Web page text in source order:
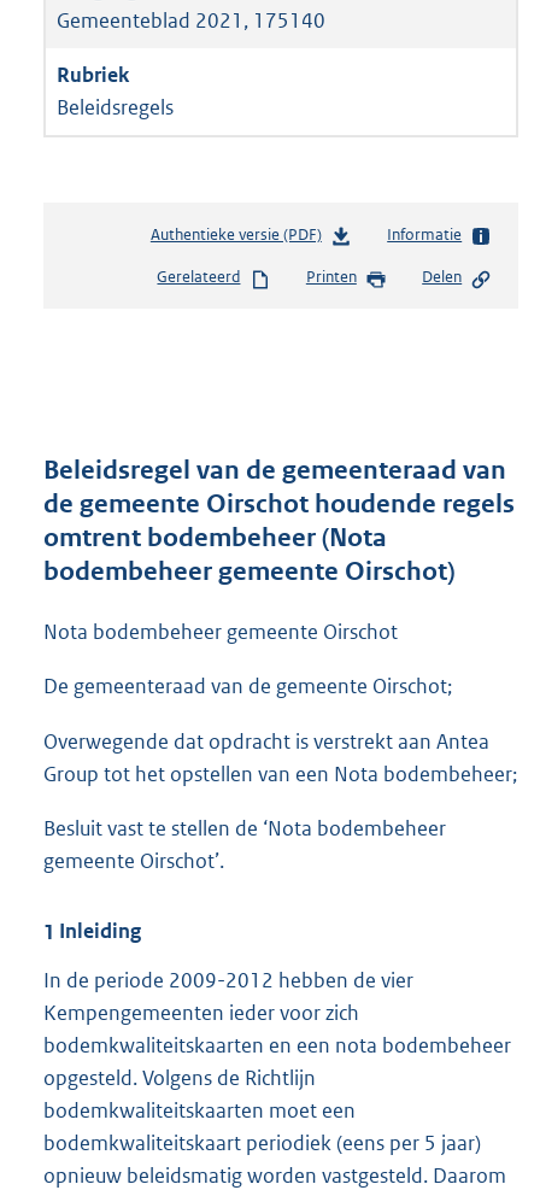
Gemeenteblad 2021, 175140
Beleidsregels
Authentieke versie (PDF)b
s
r
o
t
t
2
4
b
Informatie
Gerelateerd Printen Delen
Beleidsregel van de gemeenteraad van
de gemeente Oirschot houdende regels
omtrent bodembeheer (Nota
bodembeheer gemeente Oirschot)
Nota bodembeheer gemeente Oirschot
De gemeenteraad van de gemeente Oirschot;
Overwegende dat opdracht is verstrekt aan Antea
Group tot het opstellen van een Nota bodembeheer;
Besluit vast te stellen de ‘Nota bodembeheer
gemeente Oirschot’.
1 Inleiding
In de periode 2009-2012 hebben de vier
Kempengemeenten ieder voor zich
bodemkwaliteitskaarten en een nota bodembeheer
opgesteld. Volgens de Richtlijn
bodemkwaliteitskaarten moet een
bodemkwaliteitskaart periodiek (eens per 5 jaar)
opnieuw beleidsmatig worden vastgesteld. Daarom